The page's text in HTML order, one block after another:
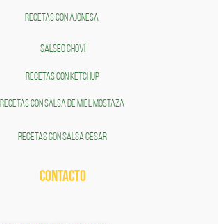
RECETAS CON AJONESA
SALSEO CHOVÍ
RECETAS CON KETCHUP
RECETAS CON SALSA DE MIEL MOSTAZA
RECETAS CON SALSA CÉSAR
CONTACTO